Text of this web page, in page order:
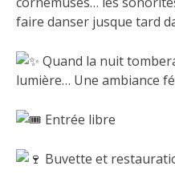
faire danser jusque tard
Quand la nuit
lumière… Une ambiance
Entrée libre
Buvette et